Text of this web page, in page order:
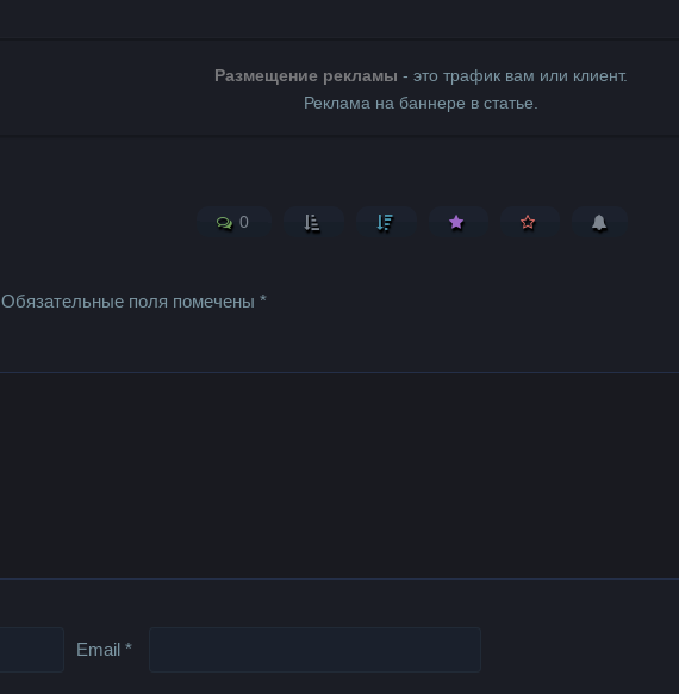
Размещение рекламы - это трафик вам или клиент.
Реклама на баннере в статье.
0
Обязательные поля помечены*
Email*